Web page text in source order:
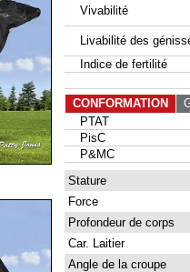
Vivabilité
Livabilité des
Indice de fertilité
CONFORMATION
PTAT
PisC
P&MC
Stature
Force
Profondeur de corps
Car. Laitier
Angle de la croupe